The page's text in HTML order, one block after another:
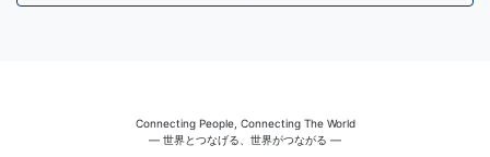
Connecting People, Connecting The World
― 世界とつなげる、世界がつながる ―